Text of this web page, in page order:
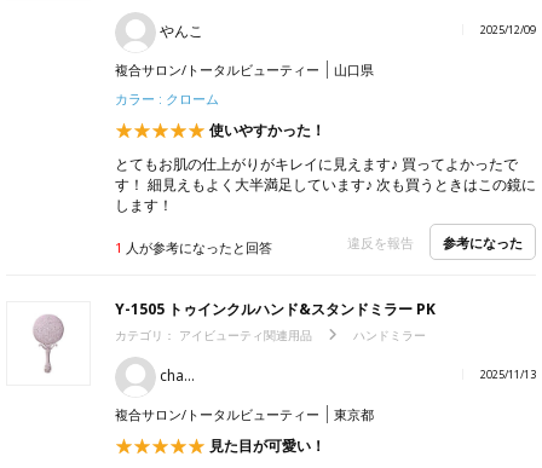
やんこ 2025/12/09
複合サロン/トータルビューティー
山口県
カラー : クローム
使いやすかった！
とてもお肌の仕上がりがキレイに見えます♪ 買ってよかったで
す！ 細見えもよく大半満足しています♪ 次も買うときはこの鏡に
します！
1 人が参考になったと回答 違反を報告 参考になった
Y-1505 トゥインクルハンド&スタンドミラー PK
カテゴリ： アイビューティ関連用品 ハンドミラー
cha... 2025/11/13
複合サロン/トータルビューティー 東京都
見た目が可愛い！